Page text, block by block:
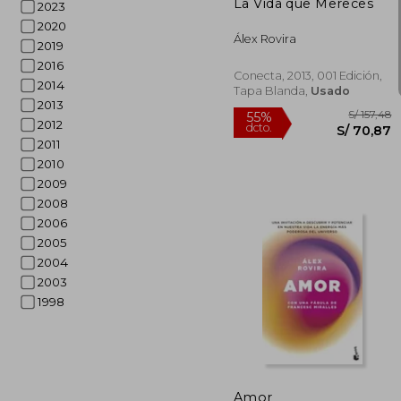
2023
2020
2019
2016
2014
2013
2012
2011
2010
2009
2008
2006
2005
2004
2003
1998
Álex Rovira
Conecta, 2013, 001 Edición,
Tapa Blanda, Usado
55%
dcto.
Amor